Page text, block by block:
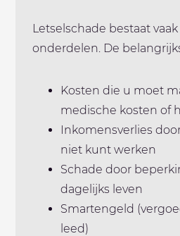
Letselschade bestaat
onderdelen. De
Kosten die u moet
medische kosten of
Inkomensverlies
niet kunt werken
Schade door
dagelijks leven
Smartengeld
leed)